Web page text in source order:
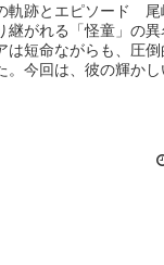
軌跡とエピソード 尾
継がれる「怪童」の
短命ながらも、圧倒
今回は、彼の輝かし